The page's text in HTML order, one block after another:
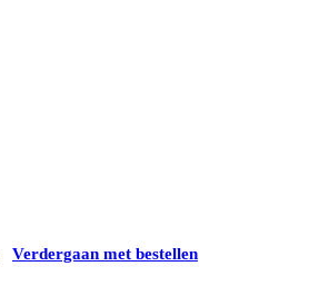
Verdergaan met bestellen